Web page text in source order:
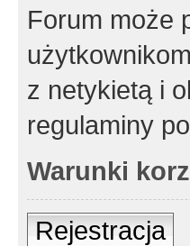
Forum może
z netykietą i
regulaminy
Warunki
Rejestracja